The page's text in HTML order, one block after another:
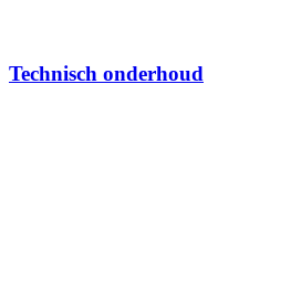
Technisch onderhoud